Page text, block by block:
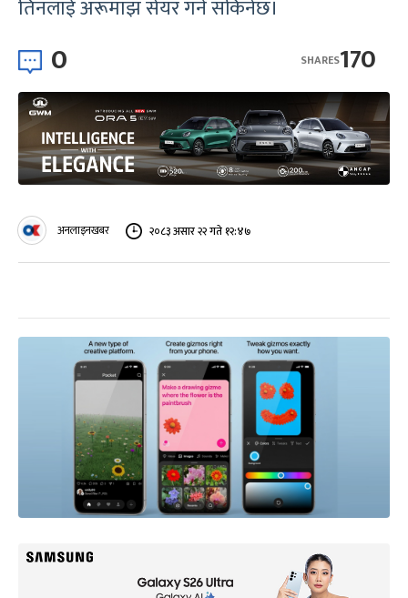
तिनलाई अरूमाझ सेयर गर्न सकिनेछ।
0 170
SHARES
अनलाइनखबर २०८३ असार २२ गते १२:४७